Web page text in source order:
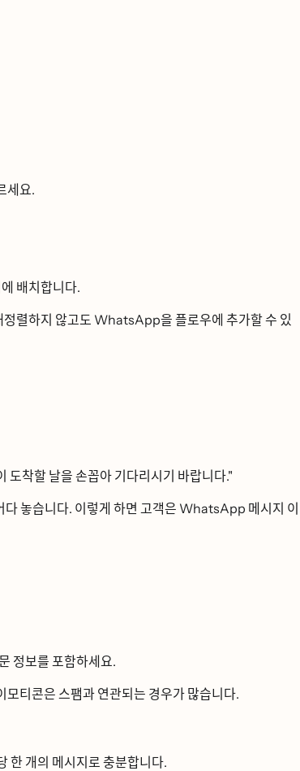
배치합니다.
않고도 WhatsApp을 플로우에 추가할 수 있
날을 손꼽아 기다리시기 바랍니다."
놓습니다. 이렇게 하면 고객은 WhatsApp 메시지 이
정보를 포함하세요.
스팸과 연관되는 경우가 많습니다.
개의 메시지로 충분합니다.